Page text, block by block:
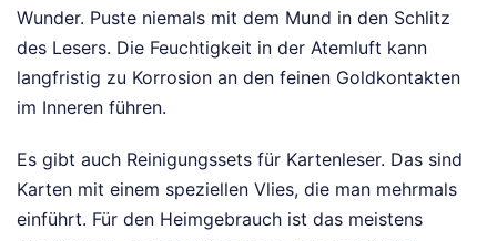
Wunder. Puste niemals mit dem Mund in den Schlitz
des Lesers. Die Feuchtigkeit in der Atemluft kann
langfristig zu Korrosion an den feinen Goldkontakten
im Inneren führen.
Es gibt auch Reinigungssets für Kartenleser. Das sind
Karten mit einem speziellen Vlies, die man mehrmals
einführt. Für den Heimgebrauch ist das meistens